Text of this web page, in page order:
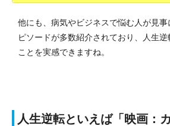
他にも、病気やビジネスで悩む人が見
ピソードが多数紹介されており、人生
ことを実感できますね。
人生逆転といえば「映画：カ